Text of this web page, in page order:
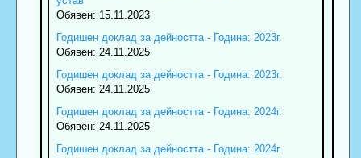
Обявен: 15.11.2023
Годишен доклад за дейността - Година: 2023г.
Обявен: 24.11.2025
Годишен доклад за дейността - Година: 2023г.
Обявен: 24.11.2025
Годишен доклад за дейността - Година: 2024г.
Обявен: 24.11.2025
Годишен доклад за дейността - Година: 2024г.